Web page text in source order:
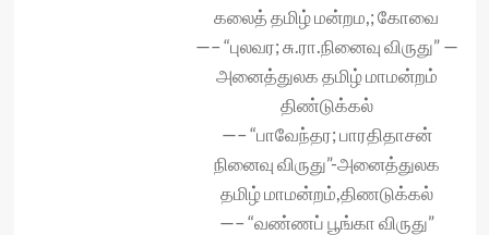
கலைத் தமிழ் மன்றம,; கோவை
—– “புலவர; சு.ரா.நினைவு விருது” —
அனைத்துலக தமிழ் மாமன்றம்
திண்டுக்கல்
—– “பாவேந்தர; பாரதிதாசன்
நினைவு விருது”-அனைத்துலக
தமிழ் மாமன்றம்,திணடுக்கல்
—– “வண்ணப் பூங்கா விருது”